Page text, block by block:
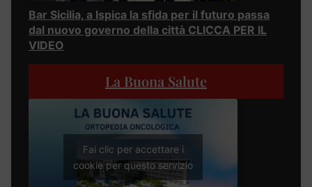
Bar Sicilia, a Ispica la sfida per il futuro passa
dal nuovo governo della città CLICCA PER IL
VIDEO
La Buona Salute
Fai clic per accettare i
cookie per questo servizio